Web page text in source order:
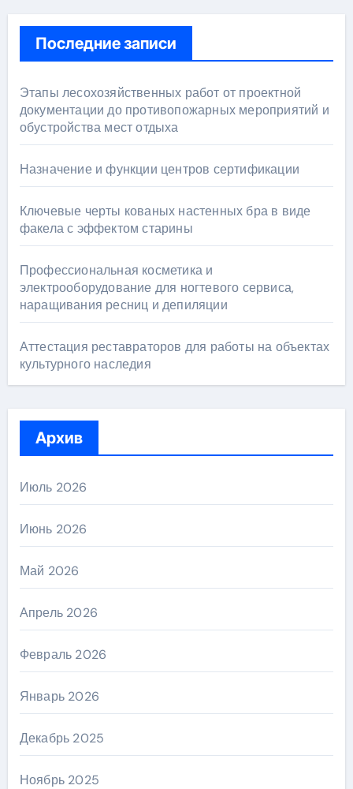
Последние записи
Этапы лесохозяйственных работ от проектной
документации до противопожарных мероприятий и
обустройства мест отдыха
Назначение и функции центров сертификации
Ключевые черты кованых настенных бра в виде
факела с эффектом старины
Профессиональная косметика и
электрооборудование для ногтевого сервиса,
наращивания ресниц и депиляции
Аттестация реставраторов для работы на объектах
культурного наследия
Архив
Июль 2026
Июнь 2026
Май 2026
Апрель 2026
Февраль 2026
Январь 2026
Декабрь 2025
Ноябрь 2025